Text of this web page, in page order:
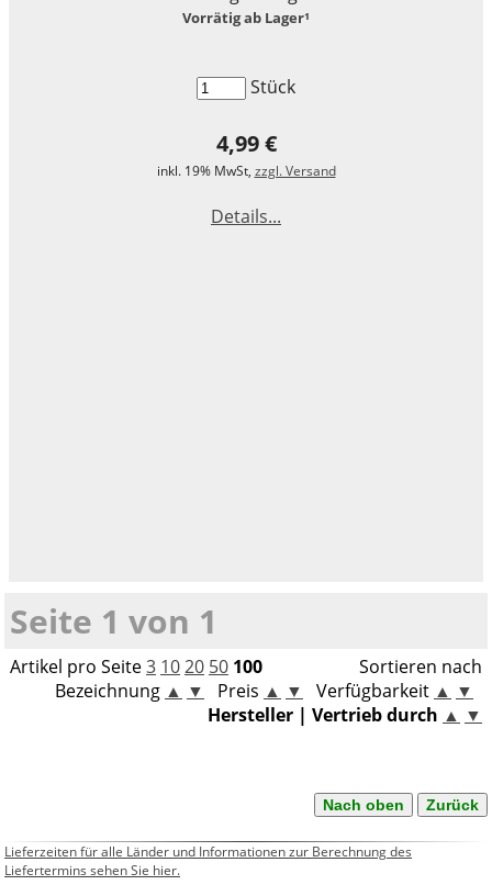
LEGO® Creator Expert
Vorrätig ab Lager¹
Stück
4,99 €
inkl. 19% MwSt, zzgl. Versand
Details...
Seite 1 von 1
Artikel pro Seite3 1020 50 100
Sortieren nach
Bezeichnung ▲ ▼ Preis ▲ ▼ Verfügbarkeit ▲ ▼
Hersteller | Vertrieb durch ▲ ▼
Nach oben Zurück
Lieferzeiten für alle Länder und Informationen zur Berechnung des
Liefertermins sehen Sie hier.